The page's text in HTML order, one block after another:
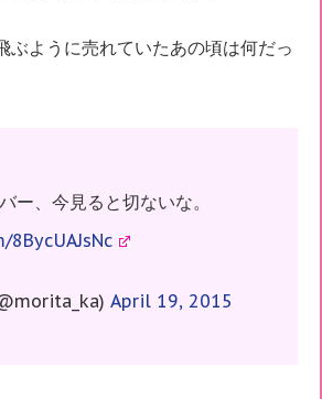
ぶように売れていたあの頃は何だっ
ー、今見ると切ないな。
April 19, 2015